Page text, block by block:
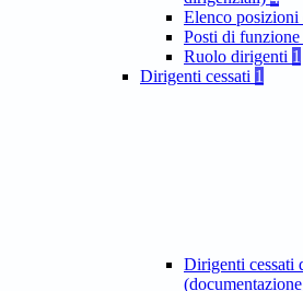
Elenco
Posti di
Ruolo dirigenti 1
Dirigenti cessati 1
Dirigenti cessati